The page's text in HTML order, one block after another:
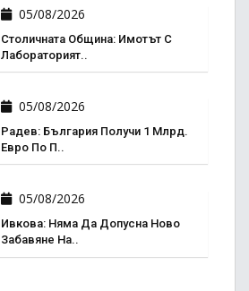
05/08/2026
Столичната Община: Имотът С
Лабораторият..
05/08/2026
Радев: България Получи 1 Млрд.
Евро По П..
05/08/2026
Ивкова: Няма Да Допусна Ново
Забавяне На..